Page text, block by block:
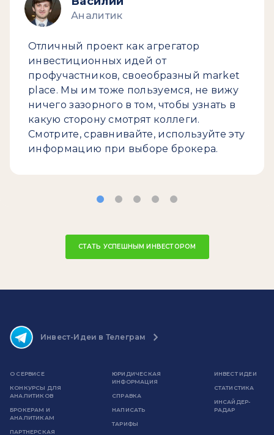
Аналитик
Отличный проект как агрегатор
инвестиционных идей от
профучастников, своеобразный market
place. Мы им тоже пользуемся, не вижу
ничего зазорного в том, чтобы узнать в
какую сторону смотрят коллеги.
Смотрите, сравнивайте, используйте эту
информацию при выборе брокера.
СТАТЬ УСПЕШНЫМ ИНВЕСТОРОМ
Инвест-Идеи в Телеграм
О СЕРВИСЕ
КОНКУРСЫ ДЛЯ
АНАЛИТИКОВ
БРОКЕРАМ И
АНАЛИТИКАМ
ПАРТНЕРСКАЯ
ЮРИДИЧЕСКАЯ
ИНФОРМАЦИЯ
СПРАВКА
НАПИСАТЬ
ТАРИФЫ
ИНВЕСТ ИДЕИ
СТАТИСТИКА
ИНСАЙДЕР-
РАДАР